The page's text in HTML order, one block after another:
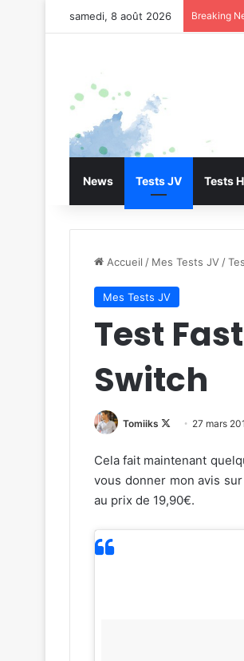
samedi, 8 août 2026 Breaking
News Tests JV Tests
Accueil / Mes Tests JV /
Mes Tests JV
Test
Switch
Tomiiks
Follow
X
27 mars
Cela fait maintenant
vous donner mon avis
au prix de 19,90€.